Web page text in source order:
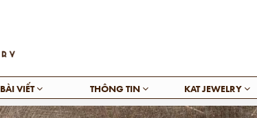
BÀI VIẾT THÔNG TIN KAT JEWELRY